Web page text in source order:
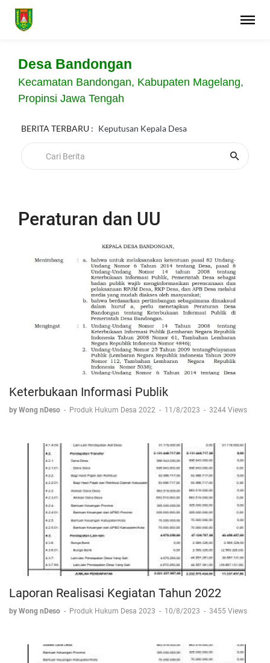
Desa Bandongan
Kecamatan Bandongan, Kabupaten Magelang,
Propinsi Jawa Tengah
BERITA TERBARU : Keputusan Kepala Desa
Peraturan dan UU
Keterbukaan Informasi Publik
by Wong nDeso - Produk Hukum Desa 2022 - 11/8/2023 - 3244 Views
Laporan Realisasi Kegiatan Tahun 2022
by Wong nDeso - Produk Hukum Desa 2023 - 10/8/2023 - 3455 Views